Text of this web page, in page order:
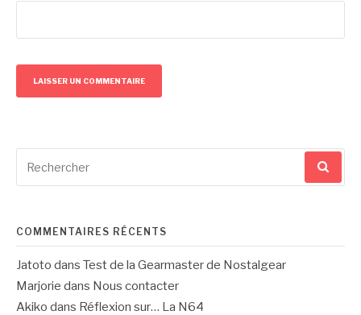
pour
COMMENTAIRES RÉCENTS
Jatoto dans Test de la Gearmaster de Nostalgear
Marjorie dans Nous contacter
Akiko dans Réflexion sur… La N64